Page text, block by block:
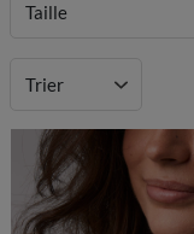
Taille
Matière
Trier